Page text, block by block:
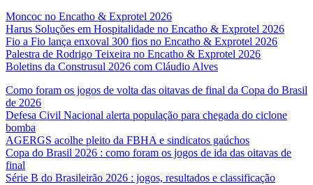
Moncoc no Encatho & Exprotel 2026
Harus Soluções em Hospitalidade no Encatho & Exprotel 2026
Fio a Fio lança enxoval 300 fios no Encatho & Exprotel 2026
Palestra de Rodrigo Teixeira no Encatho & Exprotel 2026
Boletins da Construsul 2026 com Cláudio Alves
Como foram os jogos de volta das oitavas de final da Copa do Brasil
de 2026
Defesa Civil Nacional alerta população para chegada do ciclone
bomba
AGERGS acolhe pleito da FBHA e sindicatos gaúchos
Copa do Brasil 2026 : como foram os jogos de ida das oitavas de
final
Série B do Brasileirão 2026 : jogos, resultados e classificação